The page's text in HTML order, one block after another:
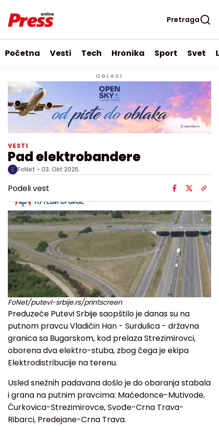
Pretraga
Početna Vesti Tech Hronika Sport Svet
OGLASI
VESTI
Pad elektrobandere
FoNet - 03. Okt 2025.
Podeli vest
FoNet/putevi-srbije.rs/printscreen
Preduzeće Putevi Srbije saopštilo je danas su na
putnom pravcu Vladičin Han - Surdulica - državna
granica sa Bugarskom, kod prelaza Strezimirovci,
oborena dva elektro-stuba, zbog čega je ekipa
Elektrodistribucije na terenu.
Usled snežnih padavana došlo je do obaranja stabala
i grana na putnim pravcima: Maćedonce-Mutivode,
Ćurkovica-Strezimirovce, Svođe-Crna Trava-
Ribarci, Predejane-Crna Trava.